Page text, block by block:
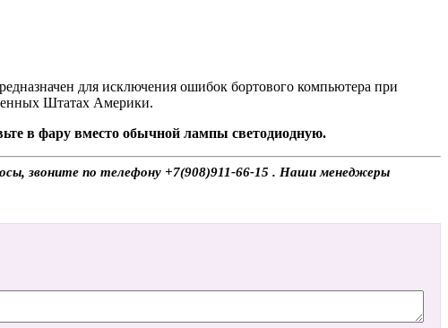
для исключения ошибок бортового компьютера при
Штатах Америки.
в фару вместо обычной лампы светодиодную.
звоните по телефону +7(908)911-66-15 . Наши менеджеры